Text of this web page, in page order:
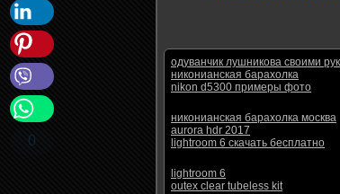
0
одуванчик лушникова своими
никонианская барахолка
nikon d5300 примеры фото
никонианская барахолка москва
aurora hdr 2017
lightroom 6 скачать бесплатно
lightroom 6
outex clear tubeless kit